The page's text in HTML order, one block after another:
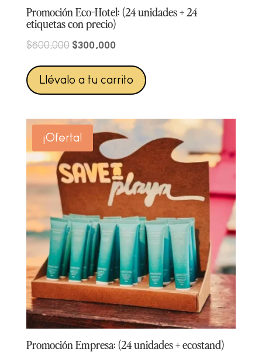
Promoción Eco-Hotel: (24 unidades + 24
etiquetas con precio)
$600,000 Original
was:
$600,000.
$300,000Current
is:
$300,000.
Llévalo a tu carrito
¡Oferta!
Promoción Empresa: (24 unidades + ecostand)